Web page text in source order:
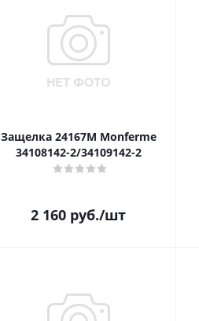
Защелка 24167M Monferme
34108142-2/34109142-2
2 160 руб./шт